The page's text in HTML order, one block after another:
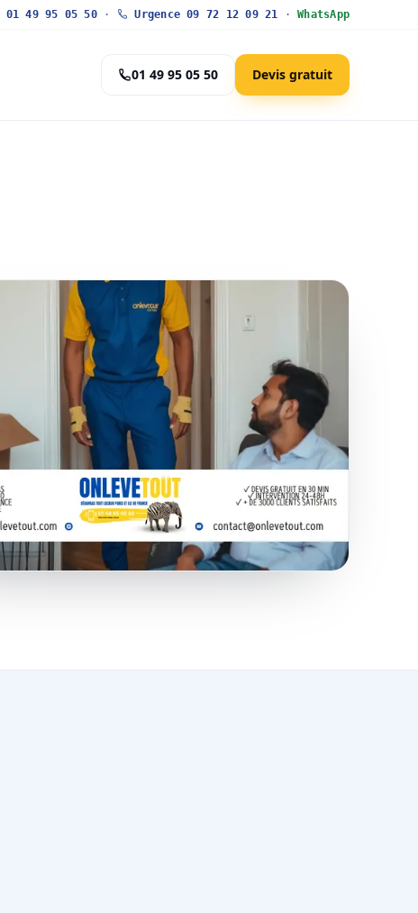
01 49 95 05 50· Urgence 09 72 12 09 21 ·WhatsApp
01 49 95 05 50 Devis gratuit